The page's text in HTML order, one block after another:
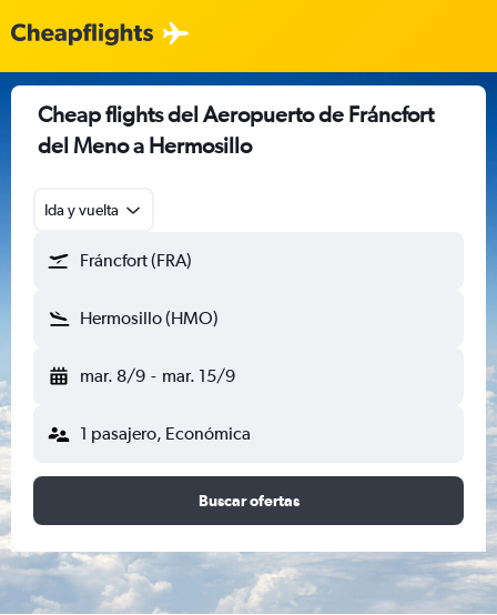
Cheap flights del Aeropuerto de Fráncfort
del Meno a Hermosillo
Ida y vuelta
Fráncfort (FRA)
Hermosillo (HMO)
mar. 8/9 - mar. 15/9
1 pasajero, Económica
Buscar ofertas